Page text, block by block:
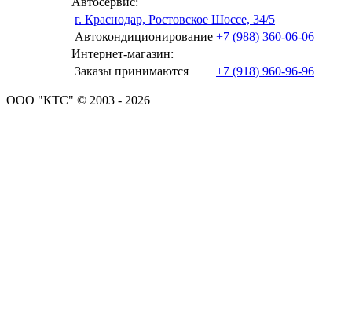
г. Краснодар, Ростовское Шоссе, 34/5
Автокондиционирование +7 (988) 360-06-06
Интернет-магазин:
Заказы принимаются
+7 (918) 960-96-96
ООО "КТС" © 2003 - 2026